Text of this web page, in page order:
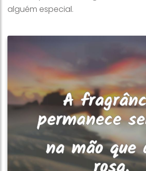
alguém especial.